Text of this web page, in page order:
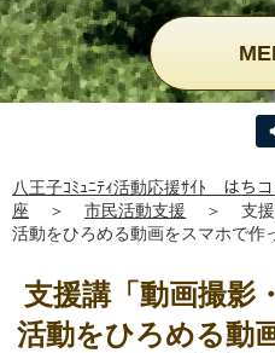
八王子ｺﾐｭﾆﾃｨ活動応援ｻｲﾄ はちコ
座
＞ 市民活動支援 ＞
支
活動をひろめる動画をスマホで作
支援講「動画撮影
活動をひろめる動